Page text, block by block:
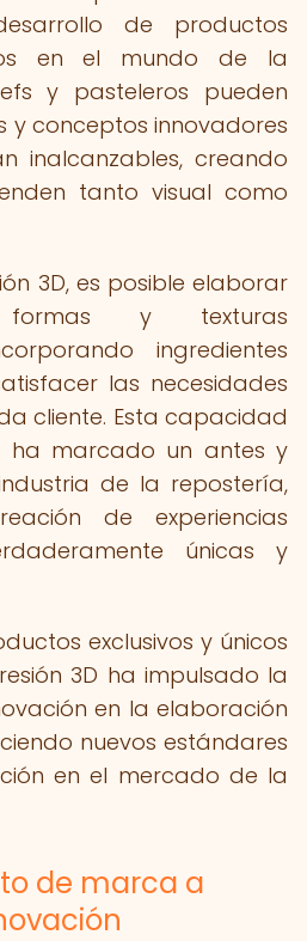
de productos
en el mundo de la
y pasteleros pueden
y conceptos innovadores
inalcanzables, creando
tanto visual como
3D, es posible elaborar
y texturas
ingredientes
las necesidades
cliente. Esta capacidad
ha marcado un antes y
de la repostería,
de experiencias
únicas y
exclusivos y únicos
3D ha impulsado la
en la elaboración
nuevos estándares
en el mercado de la
de marca a